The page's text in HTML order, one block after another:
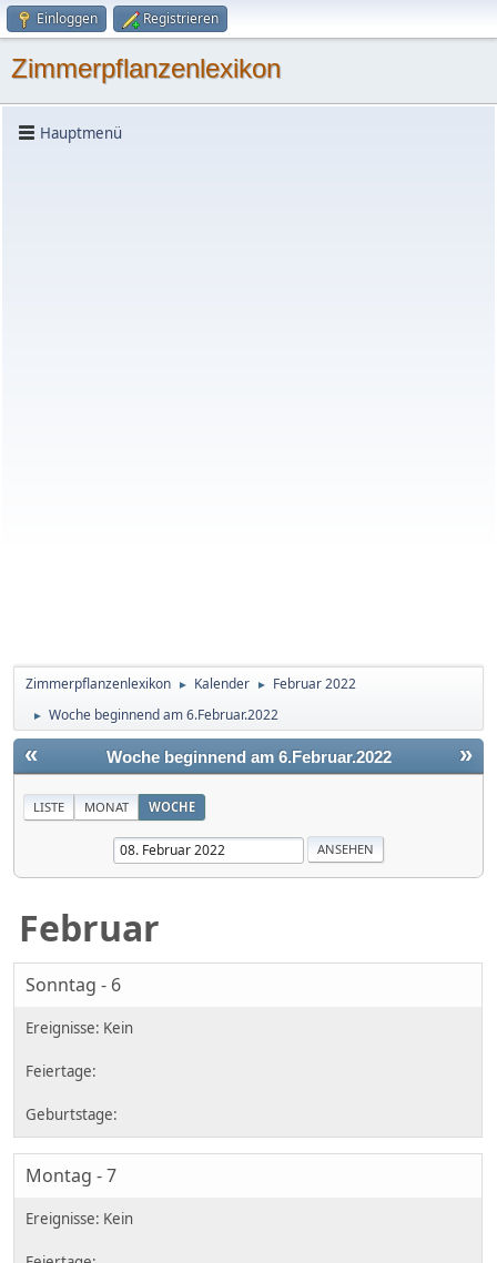
Einloggen Registrieren
Zimmerpflanzenlexikon
Hauptmenü
Zimmerpflanzenlexikon ► Kalender ► Februar 2022
► Woche beginnend am 6.Februar.2022
« »
Woche beginnend am 6.Februar.2022
LISTE MONAT WOCHE
Februar
Sonntag - 6
Montag - 7